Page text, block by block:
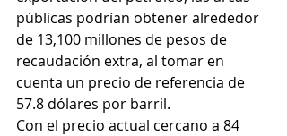
públicas podrían obtener alrededor
de 13,100 millones de pesos de
recaudación extra, al tomar en
cuenta un precio de referencia de
57.8 dólares por barril.
Con el precio actual cercano a 84